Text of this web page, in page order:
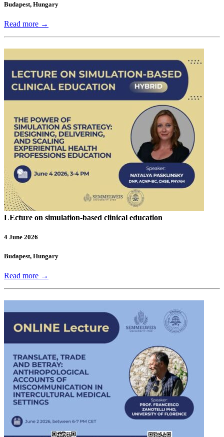
Budapest, Hungary
Read more →
LEcture on simulation-based clinical education
4 June 2026
Budapest, Hungary
Read more →